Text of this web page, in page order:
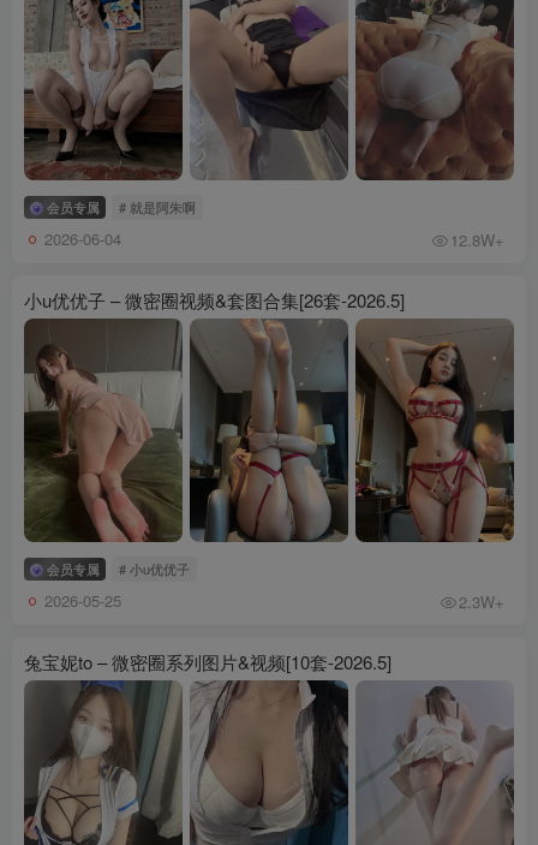
会员专属 # 就是阿朱啊
2026-06-04 12.8W+
小u优优子 – 微密圈视频&套图合集[26套-2026.5]
会员专属 # 小u优优子
2026-05-25 2.3W+
兔宝妮to – 微密圈系列图片&视频[10套-2026.5]